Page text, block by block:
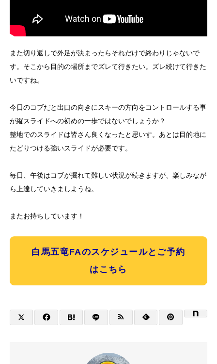
また切り返しで外足が決まったらそれだけで終わりじゃないで
す。そこから目的の場所までズレて行きたい。ズレ続けて行きた
いですね。
今日のコブだと出口の向きにスキーの方向をコントロールする事
が縦スライドへの初めの一歩ではないでしょうか？
整地でのスライドは皆さん良くなったと思いす。あとは目的地に
たどりつける強いスライドが必要です。
毎日、午後はコブが掘れて難しい状況が続きますが、楽しみなが
ら上達していきましようね。
またお持ちしています！
白馬五竜FAのスケジュールとご予約
はこちら